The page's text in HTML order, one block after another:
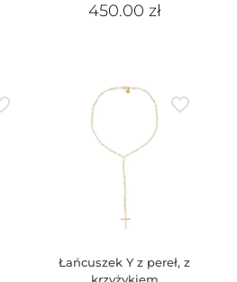
450.00 zł
Łańcuszek Y z pereł, z
krzyżykiem